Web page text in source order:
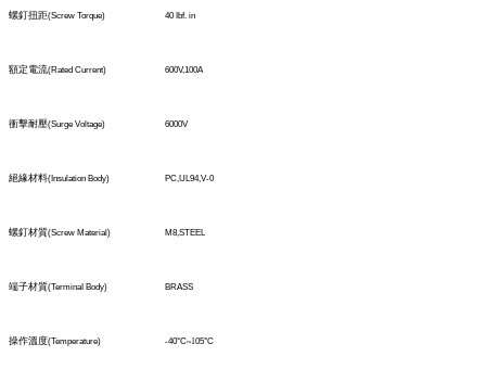
螺釘扭距(Screw Torque) 40 Ibf. in
額定電流(Rated Current) 600V,100A
衝擊耐壓(Surge Voltage) 6000V
絕緣材料(Insulation Body) PC,UL94,V-0
螺釘材質(Screw Material) M8,STEEL
端子材質(TerminaI Body) BRASS
操作溫度(Temperature) -40°C~105°C